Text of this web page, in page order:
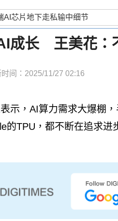
成长 王美花：
时间：2025/11/27 02:16
示，AI算力需求大爆棚
的TPU，都不断在追求进